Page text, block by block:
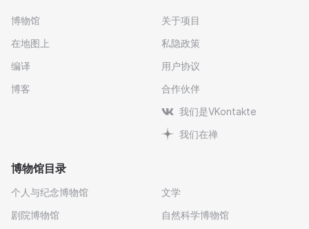
博物馆
在地图上
编译
博客
关于项目
私隐政策
用户协议
合作伙伴
我们是VKontakte
我们在禅
博物馆目录
个人与纪念博物馆
剧院博物馆
文学
自然科学博物馆